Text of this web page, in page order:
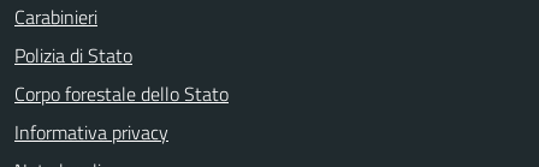
Carabinieri
Polizia di Stato
Corpo forestale dello Stato
Informativa privacy